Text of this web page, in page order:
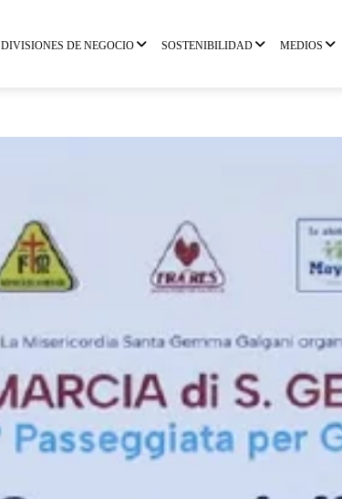
DIVISIONES DE NEGOCIO SOSTENIBILIDAD MEDIOS